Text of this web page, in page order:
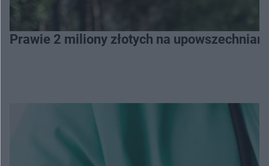
Prawie 2 miliony złotych na